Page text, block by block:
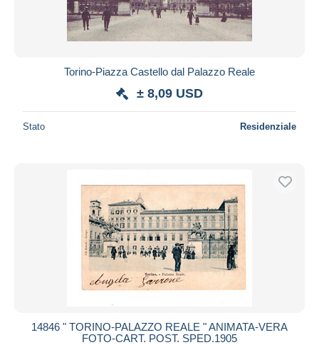
Torino-Piazza Castello dal Palazzo Reale
± 8,09 USD
Stato Residenziale
14846 " TORINO-PALAZZO REALE " ANIMATA-VERA
FOTO-CART. POST. SPED.1905